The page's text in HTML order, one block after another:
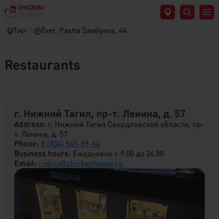
Tver Tver, Pasha Savelyeva, 44
Restaurants
г. Нижний Тагил, пр-т. Ленина, д. 57
Address: г. Нижний Тагил Свердловской области, пр-
т. Ленина, д. 57
Phone: 8 (904) 540-89-64
Business hours: Ежедневно с 9.00 до 24.00
Email: rodina@chickenhouse.ru